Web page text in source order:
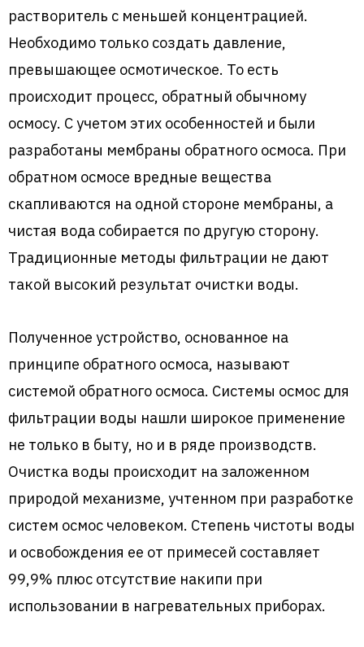
растворитель с меньшей концентрацией.
Необходимо только создать давление,
превышающее осмотическое. То есть
происходит процесс, обратный обычному
осмосу. С учетом этих особенностей и были
разработаны мембраны обратного осмоса. При
обратном осмосе вредные вещества
скапливаются на одной стороне мембраны, а
чистая вода собирается по другую сторону.
Традиционные методы фильтрации не дают
такой высокий результат очистки воды.
Полученное устройство, основанное на
принципе обратного осмоса, называют
системой обратного осмоса. Системы осмос для
фильтрации воды нашли широкое применение
не только в быту, но и в ряде производств.
Очистка воды происходит на заложенном
природой механизме, учтенном при разработке
систем осмос человеком. Степень чистоты воды
и освобождения ее от примесей составляет
99,9% плюс отсутствие накипи при
использовании в нагревательных приборах.